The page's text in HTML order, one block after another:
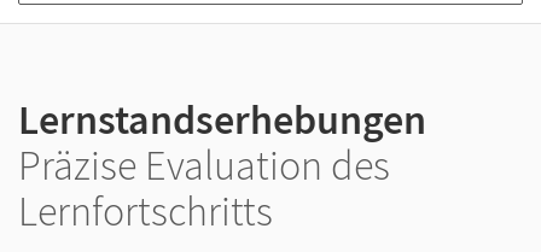
Lernstandserhebungen
Präzise Evaluation des
Lernfortschritts